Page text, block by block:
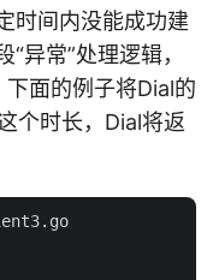
时间内没能成功建
异常”处理逻辑，
面的例子将Dial的
个时长，Dial将返